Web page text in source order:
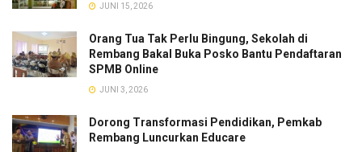
JUNI 15, 2026
Orang Tua Tak Perlu Bingung, Sekolah di
Rembang Bakal Buka Posko Bantu Pendaftaran
SPMB Online
JUNI 3, 2026
Dorong Transformasi Pendidikan, Pemkab
Rembang Luncurkan Educare